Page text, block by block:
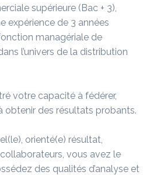
supérieure (Bac + 3),
expérience de 3 années
managériale de
l’univers de la distribution
votre capacité à fédérer,
obtenir des résultats probants.
orienté(e) résultat,
vous avez le
des qualités d’analyse et